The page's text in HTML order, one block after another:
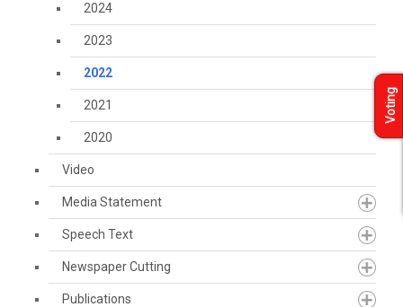
2024
2023
2022
2021
2020
Video
Media Statement
Speech Text
Newspaper Cutting
Publications
Voting